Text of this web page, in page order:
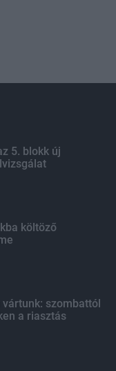
5. blokk új
költöző
szombattól
a riasztás